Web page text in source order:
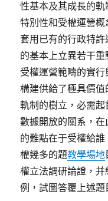
性基本及其成長的
特別性和受權運營
套用已有的行政特
的基本上立異若干
受權運營範疇的實
構建供給了極具價
軌制的樹立，必需
數據開放的關系，
的難點在于受權給
權幾多的題教學場地
權立法調研論證，
例，試圖答覆上述題